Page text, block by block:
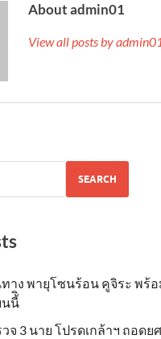
About admin01
View all posts by
SEARCH
ทาง พายุโซนร้อน คูจิระ พร้
นนี้ิ
จ 3 นาย โปรดเกล้าฯ ถอดย